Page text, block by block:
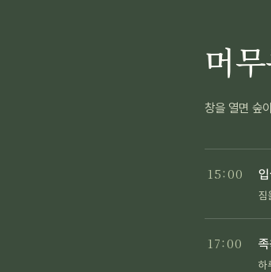
머
창을 열면 숲
15:00
짐
17:00
하